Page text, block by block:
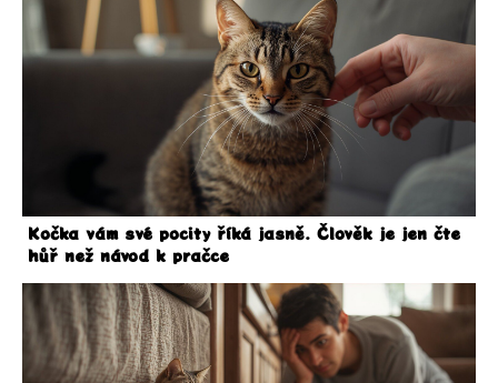
Kočka vám své pocity říká jasně. Člověk je jen čte
hůř než návod k pračce